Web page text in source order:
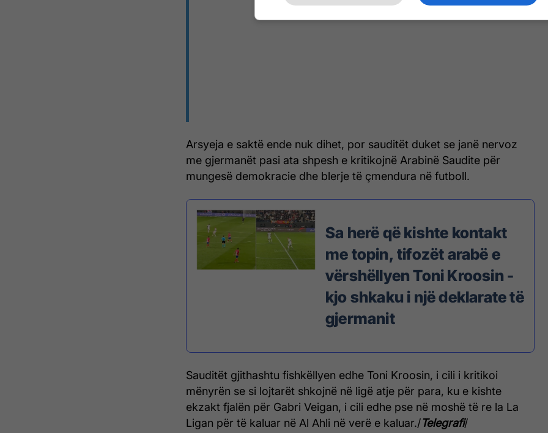
Arsyeja e saktë ende nuk dihet, por sauditët duket se janë nervoz
me gjermanët pasi ata shpesh e kritikojnë Arabinë Saudite për
mungesë demokracie dhe blerje të çmendura në futboll.
Sa herë që kishte kontakt
me topin, tifozët arabë e
vërshëllyen Toni Kroosin -
kjo shkaku i një deklarate të
gjermanit
Sauditët gjithashtu fishkëllyen edhe Toni Kroosin, i cili i kritikoi
mënyrën se si lojtarët shkojnë në ligë atje për para, ku e kishte
ekzakt fjalën për Gabri Veigan, i cili edhe pse në moshë të re la La
Ligan për të kaluar në Al Ahli në verë e kaluar./Telegrafi/